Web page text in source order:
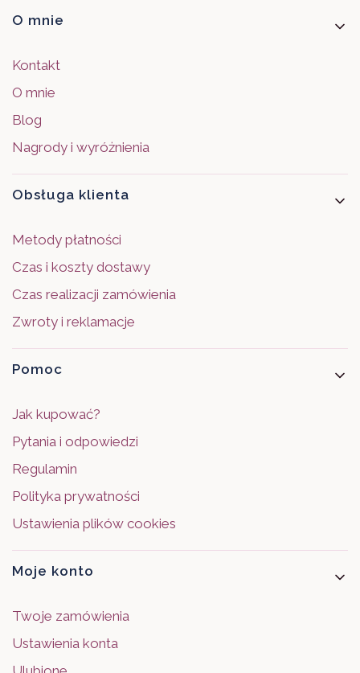
Linki w stopce
O mnie
Kontakt
O mnie
Blog
Nagrody i wyróżnienia
Obsługa klienta
Metody płatności
Czas i koszty dostawy
Czas realizacji zamówienia
Zwroty i reklamacje
Pomoc
Jak kupować?
Pytania i odpowiedzi
Regulamin
Polityka prywatności
Ustawienia plików cookies
Moje konto
Twoje zamówienia
Ustawienia konta